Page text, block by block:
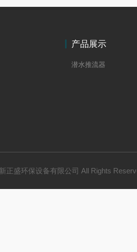
产品展示
潜水推流器
正盛环保设备有限公司 All Rights